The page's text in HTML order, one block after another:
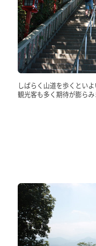
しばらく山道を歩くとい
観光客も多く期待が膨ら